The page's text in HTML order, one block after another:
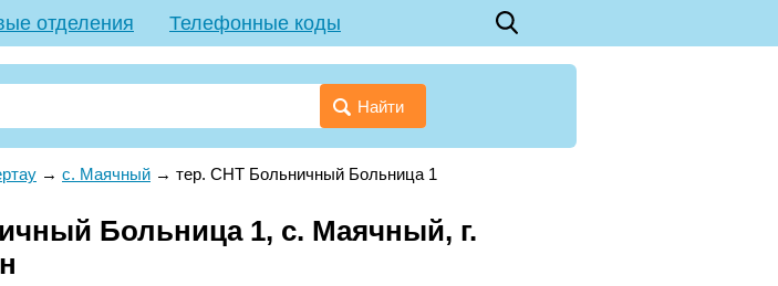
отделения Телефонные коды
Найти
→ с. Маячный → тер. СНТ Больничный Больница 1
Больница 1, с. Маячный, г.